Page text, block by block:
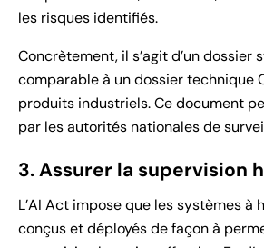
les risques identifiés.
Concrètement, il s’agit d’un dossier
comparable à un dossier technique
produits industriels. Ce document
par les autorités nationales de
3. Assurer la supervision
L’AI Act impose que les systèmes à
conçus et déployés de façon à